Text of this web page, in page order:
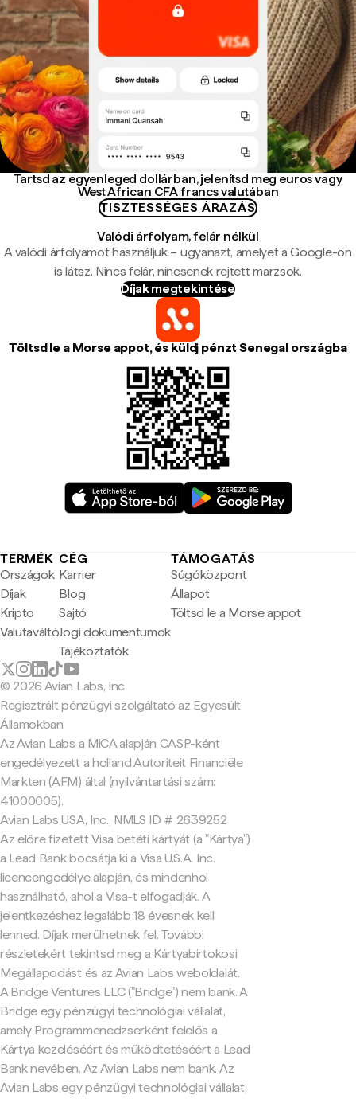
Tartsd az egyenleged dollárban, jelenítsd meg euros vagy
West African CFA francs valutában
TISZTESSÉGES ÁRAZÁS
Valódi árfolyam, felár nélkül
A valódi árfolyamot használjuk – ugyanazt, amelyet a Google-ön
is látsz. Nincs felár, nincsenek rejtett marzsok.
Díjak megtekintése
Töltsd le a Morse appot, és küldj pénzt Senegal országba
TERMÉK
Országok
Díjak
Kripto
Valutaváltó
CÉG
Karrier
Blog
Sajtó
Jogi dokumentumok
Tájékoztatók
TÁMOGATÁS
Súgóközpont
Állapot
Töltsd le a Morse appot
© 2026 Avian Labs, Inc
Regisztrált pénzügyi szolgáltató az Egyesült
Államokban
Az Avian Labs a MiCA alapján CASP-ként
engedélyezett a holland Autoriteit Financiële
Markten (AFM) által (nyilvántartási szám:
41000005).
Avian Labs USA, Inc., NMLS ID # 2639252
Az előre fizetett Visa betéti kártyát (a "Kártya")
a Lead Bank bocsátja ki a Visa U.S.A. Inc.
licencengedélye alapján, és mindenhol
használható, ahol a Visa-t elfogadják. A
jelentkezéshez legalább 18 évesnek kell
lenned. Díjak merülhetnek fel. További
részletekért tekintsd meg a Kártyabirtokosi
Megállapodást és az Avian Labs weboldalát.
A Bridge Ventures LLC ("Bridge") nem bank. A
Bridge egy pénzügyi technológiai vállalat,
amely Programmenedzserként felelős a
Kártya kezeléséért és működtetéséért a Lead
Bank nevében. Az Avian Labs nem bank. Az
Avian Labs egy pénzügyi technológiai vállalat,